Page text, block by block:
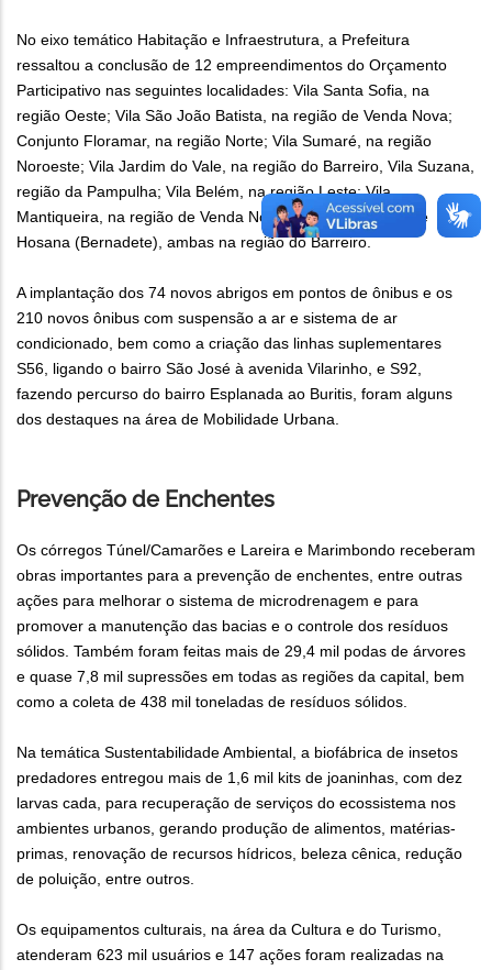
No eixo temático Habitação e Infraestrutura, a Prefeitura
ressaltou a conclusão de 12 empreendimentos do Orçamento
Participativo nas seguintes localidades: Vila Santa Sofia, na
região Oeste; Vila São João Batista, na região de Venda Nova;
Conjunto Floramar, na região Norte; Vila Sumaré, na região
Noroeste; Vila Jardim do Vale, na região do Barreiro, Vila Suzana,
região da Pampulha; Vila Belém, na região Leste; Vila
Mantiqueira, na região de Venda Nova, Jardim Liberdade e
Hosana (Bernadete), ambas na região do Barreiro.
A implantação dos 74 novos abrigos em pontos de ônibus e os
210 novos ônibus com suspensão a ar e sistema de ar
condicionado, bem como a criação das linhas suplementares
S56, ligando o bairro São José à avenida Vilarinho, e S92,
fazendo percurso do bairro Esplanada ao Buritis, foram alguns
dos destaques na área de Mobilidade Urbana.
Prevenção de Enchentes
Os córregos Túnel/Camarões e Lareira e Marimbondo receberam
obras importantes para a prevenção de enchentes, entre outras
ações para melhorar o sistema de microdrenagem e para
promover a manutenção das bacias e o controle dos resíduos
sólidos. Também foram feitas mais de 29,4 mil podas de árvores
e quase 7,8 mil supressões em todas as regiões da capital, bem
como a coleta de 438 mil toneladas de resíduos sólidos.
Na temática Sustentabilidade Ambiental, a biofábrica de insetos
predadores entregou mais de 1,6 mil kits de joaninhas, com dez
larvas cada, para recuperação de serviços do ecossistema nos
ambientes urbanos, gerando produção de alimentos, matérias-
primas, renovação de recursos hídricos, beleza cênica, redução
de poluição, entre outros.
Os equipamentos culturais, na área da Cultura e do Turismo,
atenderam 623 mil usuários e 147 ações foram realizadas na